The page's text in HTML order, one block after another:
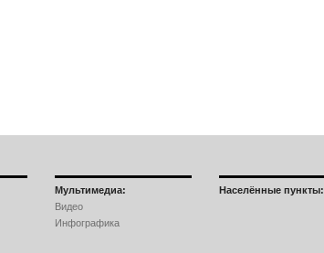
Мультимедиа:
Видео
Инфографика
Населённые пункты: